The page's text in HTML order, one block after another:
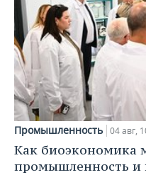
Промышленность 04 авг,
Как биоэкономика
промышленность и